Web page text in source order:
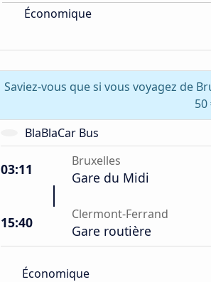
Économique
Saviez-vous que si vous voyagez de
BlaBlaCar Bus
03:11 Bruxelles
Gare du Midi
15:40 Clermont-Ferrand
Gare routière
Économique